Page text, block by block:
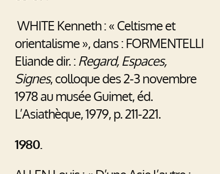
WHITE Kenneth : « Celtisme et
orientalisme », dans : FORMENTELLI
Eliande dir. : Regard, Espaces,
Signes, colloque des 2-3 novembre
1978 au musée Guimet, éd.
L’Asiathèque, 1979, p. 211-221.
1980.